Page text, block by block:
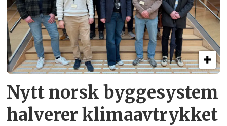
Nytt norsk byggesystem
halverer klimaavtrykket